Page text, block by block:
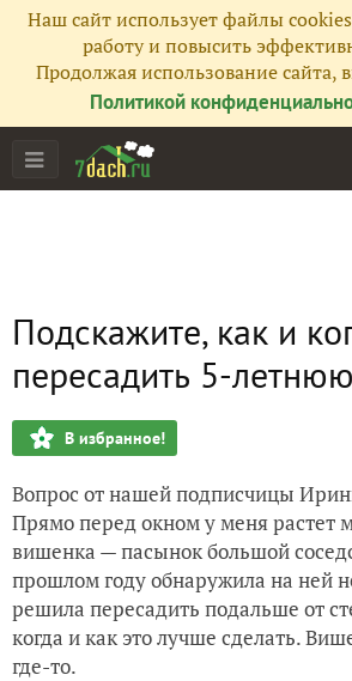
Наш сайт использует файлы
работу и повысить
Продолжая использование сайта,
Политикой
Подскажите, как и
пересадить 5-
В избранное!
Вопрос от нашей подписчицы
Прямо перед окном у меня растет
вишенка — пасынок большой
прошлом году обнаружила на ней
решила пересадить подальше от
когда и как это лучше сделать.
где-то.